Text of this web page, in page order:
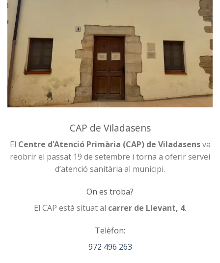
CAP de Viladasens
El Centre d’Atenció Primària (CAP) de Viladasensva
reobrir el passat 19 de setembre i torna a oferir servei
d’atenció sanitària al municipi.
On es troba?
El CAP està situat al carrer de Llevant, 4.
Telèfon:
972 496 263